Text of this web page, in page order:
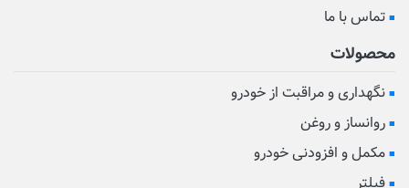
تماس با ما
محصولات
نگهداری و مراقبت از خودرو
روانساز و روغن
مکمل و افزودنی خودرو